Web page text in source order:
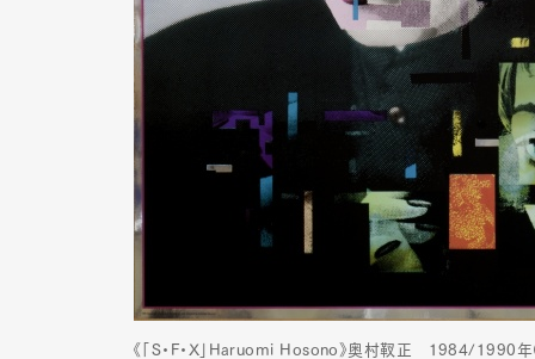
《「S・F・X」Haruomi Hosono》奥村靫正 1984/1990